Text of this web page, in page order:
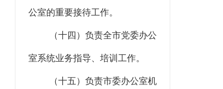
公室的重要接待工作。
（十四）负责全市党委办公
室系统业务指导、培训工作。
（十五）负责市委办公室机